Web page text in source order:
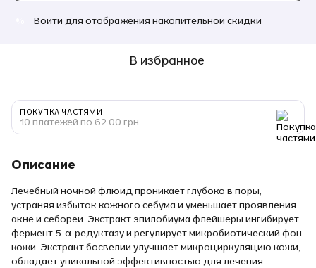
Войти для отображения накопительной скидки
В избранное
ПОКУПКА ЧАСТЯМИ
10 платежей по 62.00 грн
Описание
Лечебный ночной флюид проникает глубоко в поры,
устраняя избыток кожного себума и уменьшает проявления
акне и себореи. Экстракт эпилобиума флейшеры ингибирует
фермент 5-α-редуктазу и регулирует микробиотический фон
кожи. Экстракт босвелии улучшает микроциркуляцию кожи,
обладает уникальной эффективностью для лечения